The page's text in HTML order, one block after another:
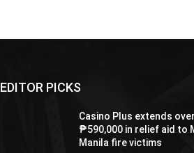
EDITOR PICKS
Casino Plus extends over
₱590,000 in relief aid to
Manila fire victims